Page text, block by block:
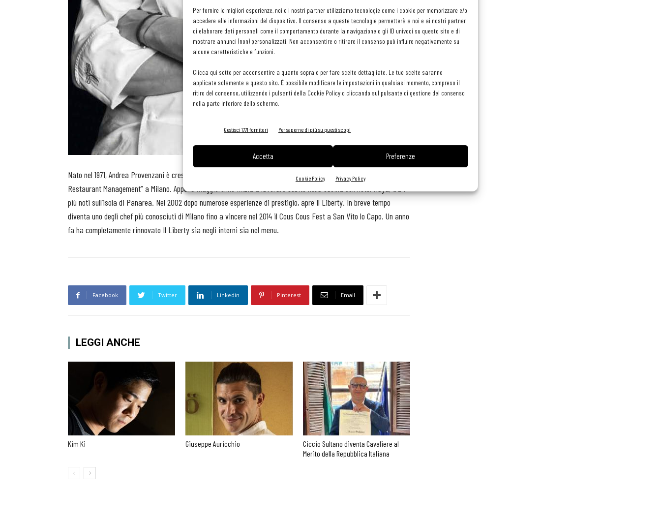
Per fornire le migliori esperienze, noi e i nostri partner utilizziamo tecnologie come i cookie per memorizzare e/o
accedere alle informazioni del dispositivo. Il consenso a queste tecnologie permetterà a noi e ai nostri partner
di elaborare dati personali come il comportamento durante la navigazione o gli ID univoci su questo sito e di
mostrare annunci (non) personalizzati. Non acconsentire o ritirare il consenso può influire negativamente su
alcune caratteristiche e funzioni.
Clicca qui sotto per acconsentire a quanto sopra o per fare scelte dettagliate. Le tue scelte saranno
applicate solamente a questo sito. È possibile modificare le impostazioni in qualsiasi momento, compreso il
ritiro del consenso, utilizzando i pulsanti della Cookie Policy o cliccando sul pulsante di gestione del consenso
nella parte inferiore dello schermo.
Gestisci 1771 fornitori Per saperne di più su questi scopi
Accetta Preferenze
Cookie Policy Privacy Policy
Nato nel 1971, Andrea Provenzani è cresciuto tra le lasagne e i cappelletti di mamma per poi formarsi in “Hotel &
Restaurant Management” a Milano. Appena maggiorenne inizia a lavorare subito nella cucina dell’Hotel Raya, tra i
più noti sull’isola di Panarea. Nel 2002 dopo numerose esperienze di prestigio, apre Il Liberty. In breve tempo
diventa uno degli chef più conosciuti di Milano fino a vincere nel 2014 il Cous Cous Fest a San Vito lo Capo. Un anno
fa ha completamente rinnovato Il Liberty sia negli interni sia nel menu.
Facebook Twitter Linkedin Pinterest Email
LEGGI ANCHE
Kim Ki Giuseppe Auricchio
Ciccio Sultano diventa Cavaliere al
Merito della Repubblica Italiana